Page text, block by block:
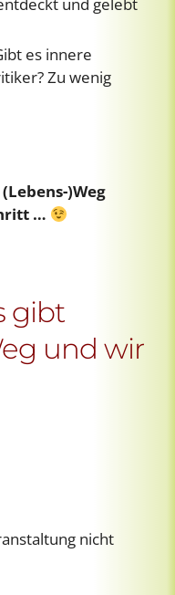
es innere
Zu wenig
)Weg
…
gibt
und wir
nicht